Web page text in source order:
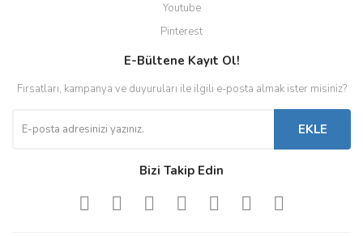
Youtube
Pinterest
E-Bültene Kayıt Ol!
Fırsatları, kampanya ve duyuruları ile ilgili e-posta almak ister misiniz?
EKLE
Bizi Takip Edin